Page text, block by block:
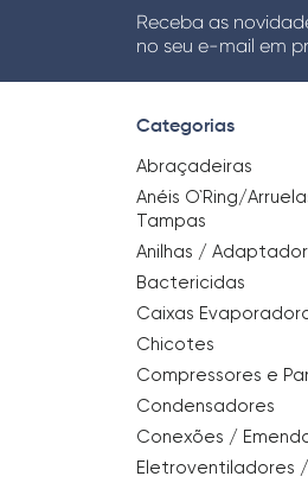
Receba as
no seu e-mail em
Categorias
Abraçadeiras
Anéis O`Ring/
Tampas
Anilhas / Adaptador
Bactericidas
Caixas
Chicotes
Compressores e
Condensadores
Conexões /
Eletroventiladores